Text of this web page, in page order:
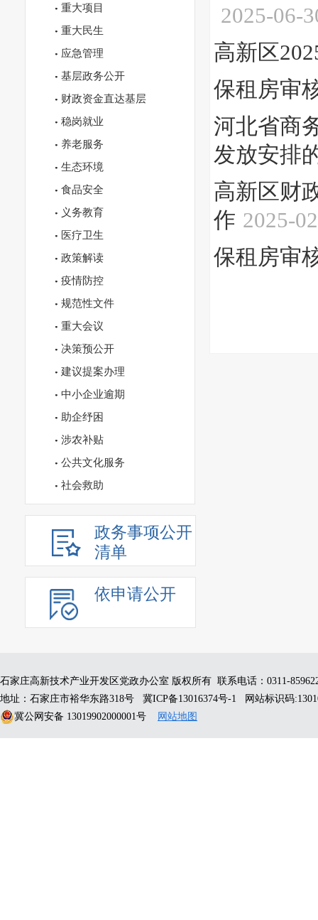
重大项目
重大民生
应急管理
基层政务公开
财政资金直达基层
稳岗就业
养老服务
生态环境
食品安全
义务教育
医疗卫生
政策解读
疫情防控
规范性文件
重大会议
决策预公开
建议提案办理
中小企业逾期
助企纾困
涉农补贴
公共文化服务
社会救助
政务事项公开
清单
依申请公开
2025-06-
高新区
保租房审
河北省商
发放安排
高新区财
作 2025-
保租房审